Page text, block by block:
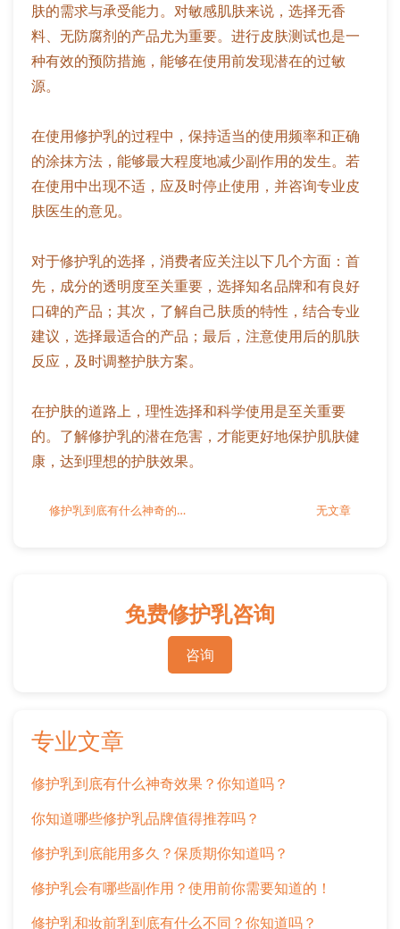
肤的需求与承受能力。对敏感肌肤来说，选择无香
料、无防腐剂的产品尤为重要。进行皮肤测试也是一
种有效的预防措施，能够在使用前发现潜在的过敏
源。
在使用修护乳的过程中，保持适当的使用频率和正确
的涂抹方法，能够最大程度地减少副作用的发生。若
在使用中出现不适，应及时停止使用，并咨询专业皮
肤医生的意见。
对于修护乳的选择，消费者应关注以下几个方面：首
先，成分的透明度至关重要，选择知名品牌和有良好
口碑的产品；其次，了解自己肤质的特性，结合专业
建议，选择最适合的产品；最后，注意使用后的肌肤
反应，及时调整护肤方案。
在护肤的道路上，理性选择和科学使用是至关重要
的。了解修护乳的潜在危害，才能更好地保护肌肤健
康，达到理想的护肤效果。
修护乳到底有什么神奇的效果？ 无文章
免费修护乳咨询
咨询
专业文章
修护乳到底有什么神奇效果？你知道吗？
你知道哪些修护乳品牌值得推荐吗？
修护乳到底能用多久？保质期你知道吗？
修护乳会有哪些副作用？使用前你需要知道的！
修护乳和妆前乳到底有什么不同？你知道吗？